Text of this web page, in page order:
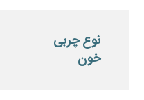
نوع چربی
خون